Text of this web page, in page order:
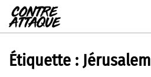
Aller
au
contenu
Étiquette : Jérusalem